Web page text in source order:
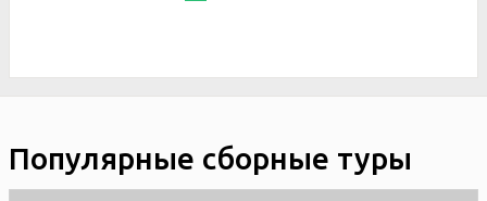
Популярные сборные туры